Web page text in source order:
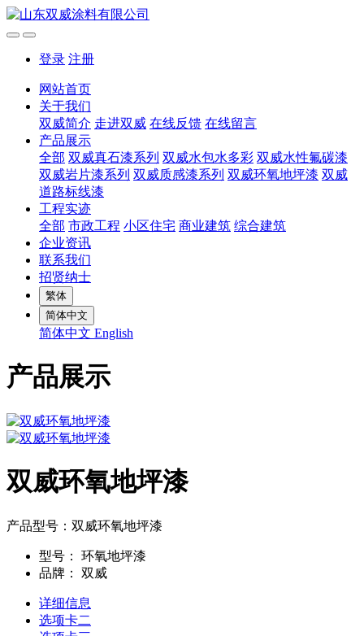
登录 注册
网站首页
关于我们
双威简介 走进双威 在线反馈 在线留言
产品展示
全部 双威真石漆系列 双威水包水多彩 双威水性氟碳漆
双威岩片漆系列 双威质感漆系列 双威环氧地坪漆 双威
道路标线漆
工程实迹
全部 市政工程 小区住宅 商业建筑 综合建筑
企业资讯
联系我们
招贤纳士
繁体
简体中文
简体中文 English
产品展示
双威环氧地坪漆
产品型号：双威环氧地坪漆
型号：
环氧地坪漆
品牌：
双威
详细信息
选项卡二